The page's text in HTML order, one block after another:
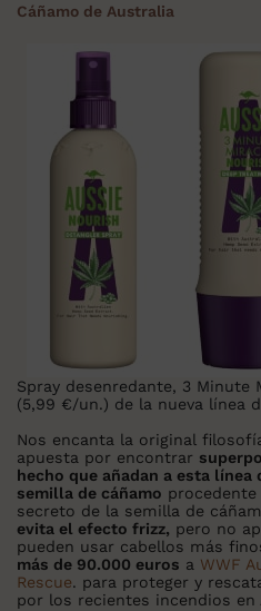
Cáñamo de Australia
Spray desenredante, 3 Minute
(5,99 €/un.) de la nueva línea
Nos encanta la original
apuesta por encontrar
hecho que añadan a esta
semilla de cáñamo
secreto de la semilla de
evita el efecto frizz, pero no
pueden usar cabellos más
más de 90.000 euros a WWF
Rescue. para proteger y
por los recientes incendios en